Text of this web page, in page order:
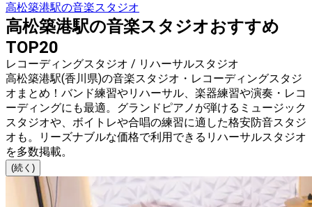
高松築港駅の音楽スタジオ
高松築港駅の音楽スタジオおすすめ
TOP20
レコーディングスタジオ / リハーサルスタジオ
高松築港駅(香川県)の音楽スタジオ・レコーディングスタジ
オまとめ！バンド練習やリハーサル、楽器練習や演奏・レコ
ーディングにも最適。グランドピアノが弾けるミュージック
スタジオや、ボイトレや合唱の練習に適した格安防音スタジ
オも。リーズナブルな価格で利用できるリハーサルスタジオ
を多数掲載。
(続く)